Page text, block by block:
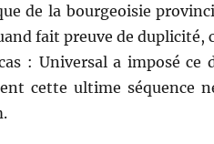
de la bourgeoisie
fait preuve de duplicité,
: Universal a imposé ce
cette ultime séquence